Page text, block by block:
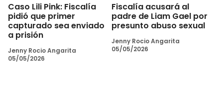
Caso Lili Pink: Fiscalía
pidió que primer
capturado sea enviado
a prisión
Jenny Rocio Angarita
05/05/2026
Fiscalía acusará al
padre de Liam Gael por
presunto abuso sexual
Jenny Rocio Angarita
05/05/2026